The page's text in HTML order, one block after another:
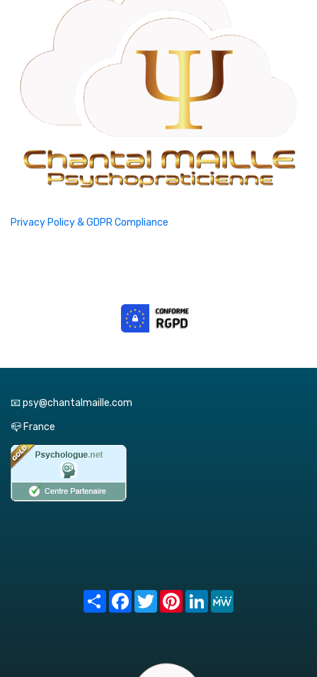
Privacy Policy & GDPR Compliance
📧 psy@chantalmaille.com
📪 France
Share FacebookTwitterPinterest
LinkedIn